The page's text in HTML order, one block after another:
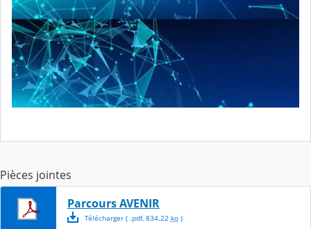
Pièces jointes
Parcours AVENIR
Télécharger( .pdf, 834.22 ko)